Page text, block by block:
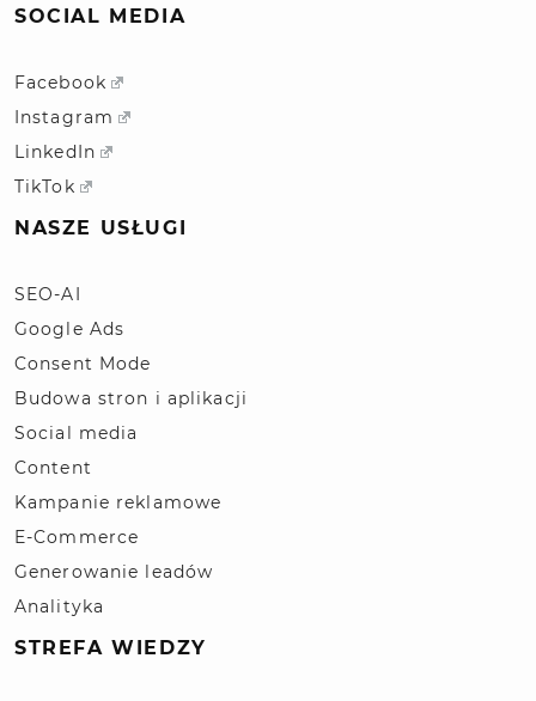
SOCIAL MEDIA
Facebook
Instagram
LinkedIn
TikTok
NASZE USŁUGI
SEO-AI
Google Ads
Consent Mode
Budowa stron i aplikacji
Social media
Content
Kampanie reklamowe
E-Commerce
Generowanie leadów
Analityka
STREFA WIEDZY